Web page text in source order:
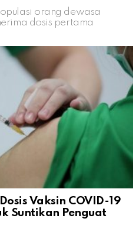
orang dewasa
dosis pertama
Vaksin COVID-19
Suntikan Penguat